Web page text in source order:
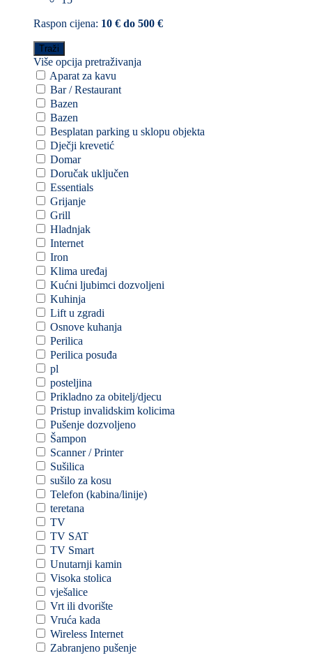
Raspon cijena: 10 € do 500 €
Više opcija pretraživanja
Aparat za kavu
Bar / Restaurant
Bazen
Bazen
Besplatan parking u sklopu objekta
Dječji krevetić
Domar
Doručak uključen
Essentials
Grijanje
Grill
Hladnjak
Internet
Iron
Klima uređaj
Kućni ljubimci dozvoljeni
Kuhinja
Lift u zgradi
Osnove kuhanja
Perilica
Perilica posuđa
pl
posteljina
Prikladno za obitelj/djecu
Pristup invalidskim kolicima
Pušenje dozvoljeno
Šampon
Scanner / Printer
Sušilica
sušilo za kosu
Telefon (kabina/linije)
teretana
TV
TV SAT
TV Smart
Unutarnji kamin
Visoka stolica
vješalice
Vrt ili dvorište
Vruća kada
Wireless Internet
Zabranjeno pušenje